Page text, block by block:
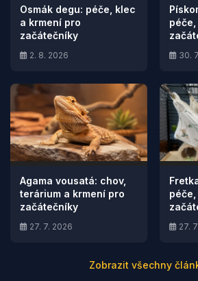
Osmák degu: péče, klec
a krmení pro
začátečníky
2. 8. 2026 30.
Agama vousatá: chov,
terárium a krmení pro
začátečníky
27. 7. 2026 27.
Zobrazit všechny